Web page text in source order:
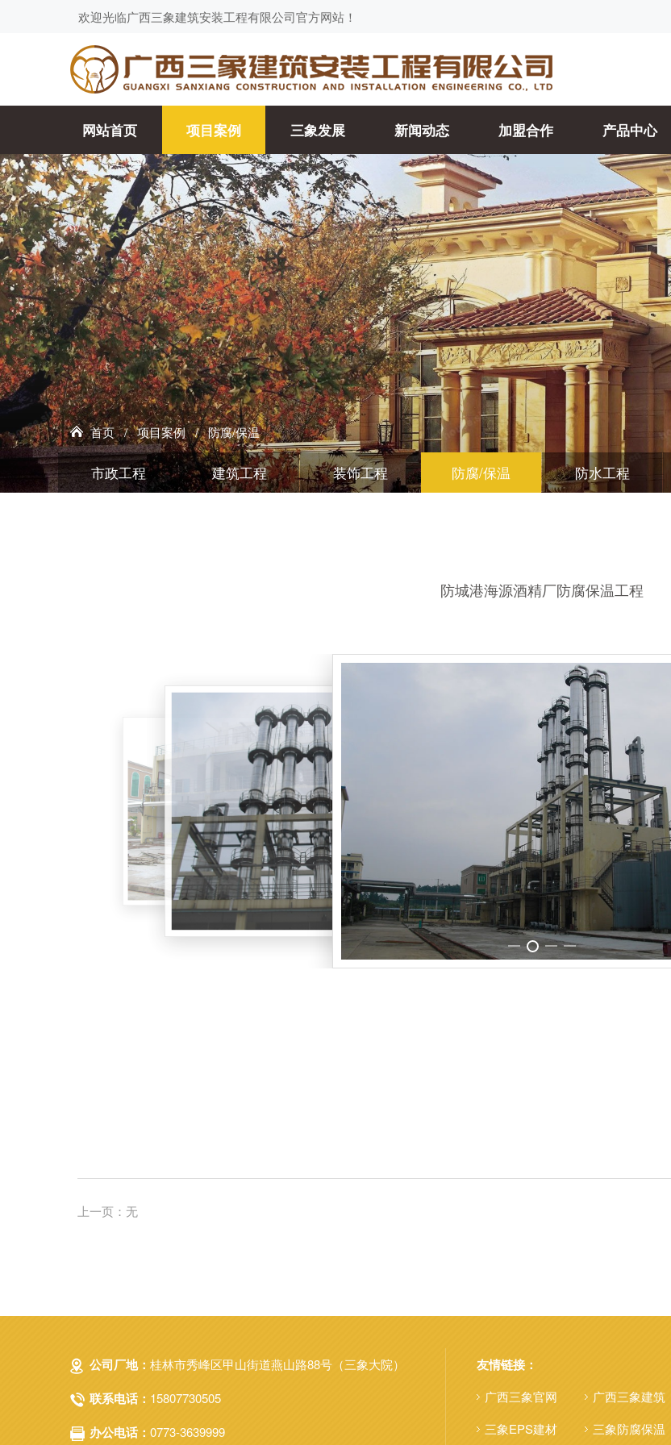
欢迎光临广西三象建筑安装工程有限公司官方网站！
网站首页 项目案例 三象发展 新闻动态 加盟合作 产品中心
首页/项目案例/防腐/保温
市政工程 建筑工程 装饰工程 防腐/保温 防水工程
防城港海源酒精厂防腐保温工程
上一页：无
公司厂地： 桂林市秀峰区甲山街道燕山路88号（三象大院）
联系电话： 15807730505
办公电话： 0773-3639999
友情链接：
广西三象官网 广西三象建筑
三象EPS建材
三象防腐保温